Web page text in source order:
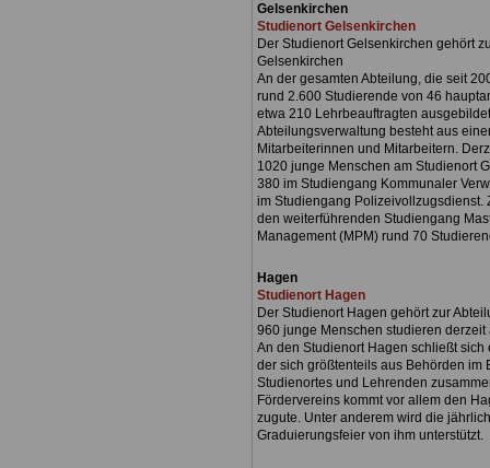
Gelsenkirchen
Studienort Gelsenkirchen
Der Studienort Gelsenkirchen gehört
Gelsenkirchen
An der gesamten Abteilung, die seit
rund 2.600 Studierende von 46
etwa 210 Lehrbeauftragten
Abteilungsverwaltung besteht aus
Mitarbeiterinnen und Mitarbeitern.
1020 junge Menschen am Studienort
380 im Studiengang Kommunaler
im Studiengang Polizeivollzugsdienst.
den weiterführenden Studiengang
Management (MPM) rund 70
Hagen
Studienort Hagen
Der Studienort Hagen gehört zur
960 junge Menschen studieren
An den Studienort Hagen schließt sich
der sich größtenteils aus Behörden im
Studienortes und Lehrenden
Fördervereins kommt vor allem den
zugute. Unter anderem wird die
Graduierungsfeier von ihm unterstützt.